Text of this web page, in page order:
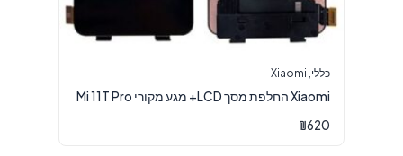
כללי Xiaomi
Xiaomi החלפת מסך LCD+ מגע מקורי Mi 11T Pro
₪620